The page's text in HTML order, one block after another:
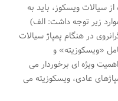
سیالات ویسکوز، باید به
زیر توجه داشت: الف)
در هنگام پمپاژ سیالات
«ویسکوزیته» و
ویژه ای برخوردار می
عادی، ویسکوزیته می